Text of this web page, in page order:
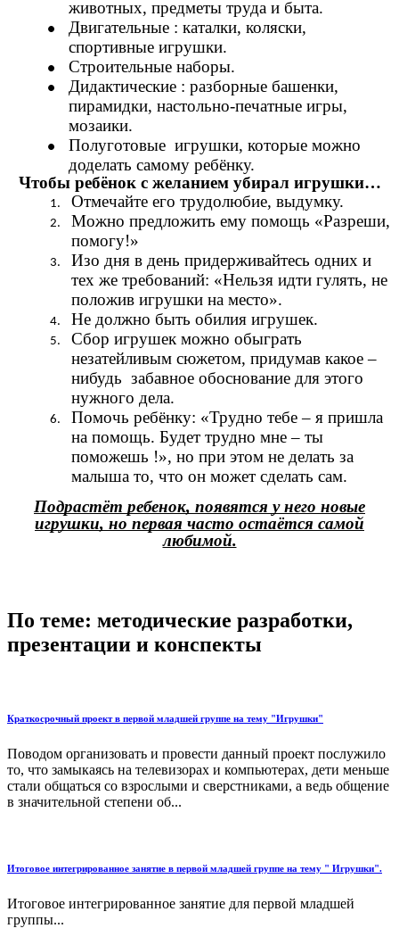
животных, предметы труда и быта.
Двигательные : каталки, коляски,
спортивные игрушки.
Строительные наборы.
Дидактические : разборные башенки,
пирамидки, настольно-печатные игры,
мозаики.
Полуготовые игрушки, которые можно
доделать самому ребёнку.
Чтобы ребёнок с желанием убирал игрушки…
Отмечайте его трудолюбие, выдумку.
Можно предложить ему помощь «Разреши,
помогу!»
Изо дня в день придерживайтесь одних и
тех же требований: «Нельзя идти гулять, не
положив игрушки на место».
Не должно быть обилия игрушек.
Сбор игрушек можно обыграть
незатейливым сюжетом, придумав какое –
нибудь забавное обоснование для этого
нужного дела.
Помочь ребёнку: «Трудно тебе – я пришла
на помощь. Будет трудно мне – ты
поможешь !», но при этом не делать за
малыша то, что он может сделать сам.
Подрастёт ребенок, появятся у него новые
игрушки, но первая часто остаётся самой
любимой.
По теме: методические разработки,
презентации и конспекты
Краткосрочный проект в первой младшей группе на тему "Игрушки"
Поводом организовать и провести данный проект послужило
то, что замыкаясь на телевизорах и компьютерах, дети меньше
стали общаться со взрослыми и сверстниками, а ведь общение
в значительной степени об...
Итоговое интегрированное занятие в первой младшей группе на тему " Игрушки".
Итоговое интегрированное занятие для первой младшей
группы...